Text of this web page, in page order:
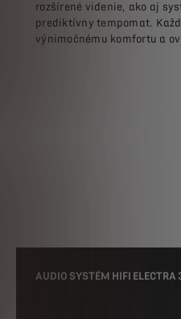
rozšírené videnie, ako aj
prediktívny tempomat.
výnimočnému komfortu a
AUDIO SYSTÉM HIFI ELECTRA